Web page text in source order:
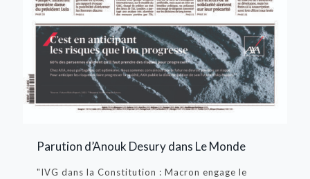
Parution d’Anouk Desury dans Le Monde
"IVG dans la Constitution : Macron engage le